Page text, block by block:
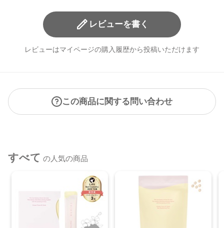
レビューを書く
レビューはマイページの購入履歴から投稿いただけます
この商品に関する問い合わせ
すべて の人気の商品